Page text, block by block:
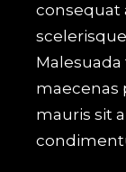
consequat
maecenas
mauris sit